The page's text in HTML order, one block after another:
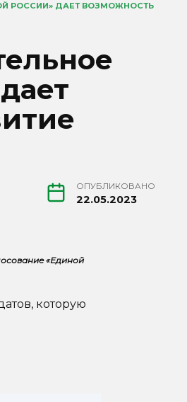
РОССИИ» ДАЕТ ВОЗМОЖНОСТЬ
ОПУБЛИКОВАНО
22.05.2023
«Единой
которую